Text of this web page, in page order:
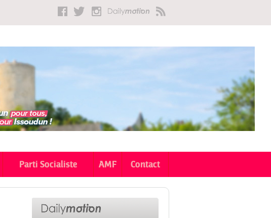
Parti Socialiste AMF Contact